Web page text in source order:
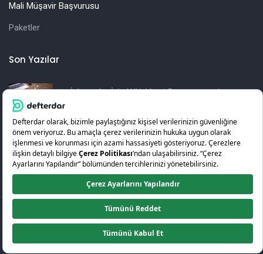
Mali Müşavir Başvurusu
Paketler
Son Yazılar
İşletmeler İçin Yıllık Vergi Beyannamesi
KOSGEB Girişimcilik Desteği Nedir? Nasıl Alınır?
© 2026Defterdar.